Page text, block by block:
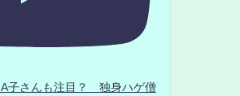
子さんも注目？ 独身ハゲ僧